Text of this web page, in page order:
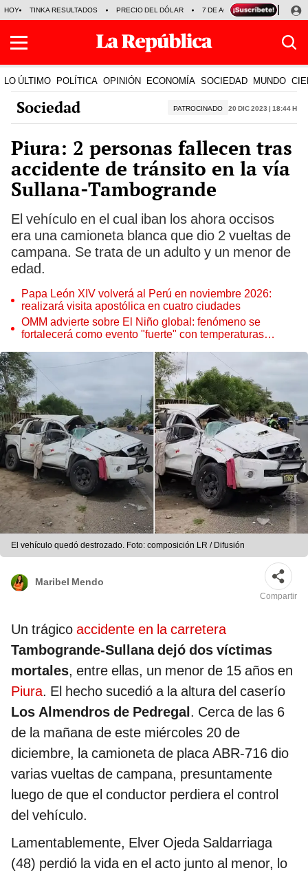
HOY TINKA RESULTADOS PRECIO DEL DÓLAR 7 DE AGOSTO OLLANTA
LO ÚLTIMO POLÍTICA OPINIÓN ECONOMÍA SOCIEDAD MUNDO
Sociedad PATROCINADO 20 Dic 2023 | 18:44 h
Piura: 2 personas fallecen tras
accidente de tránsito en la vía
Sullana-Tambogrande
El vehículo en el cual iban los ahora occisos
era una camioneta blanca que dio 2 vueltas de
campana. Se trata de un adulto y un menor de
edad.
Papa León XIV volverá al Perú en noviembre 2026:
realizará visita apostólica en cuatro ciudades
OMM advierte sobre El Niño global: fenómeno se
fortalecerá como evento "fuerte" con temperaturas
El vehículo quedó destrozado. Foto: composición LR / Difusión
Maribel Mendo
Compartir
Un trágico accidente en la carretera
Tambogrande-Sullana dejó dos víctimas
mortales, entre ellas, un menor de 15 años en
Piura. El hecho sucedió a la altura del caserío
Los Almendros de Pedregal. Cerca de las 6
de la mañana de este miércoles 20 de
diciembre, la camioneta de placa ABR-716 dio
varias vueltas de campana, presuntamente
luego de que el conductor perdiera el control
del vehículo.
Lamentablemente, Elver Ojeda Saldarriaga
(48) perdió la vida en el acto junto al menor, lo